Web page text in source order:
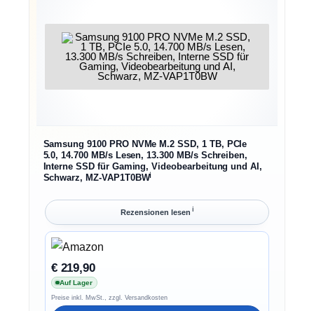
Samsung 9100 PRO NVMe M.2 SSD, 1 TB, PCIe
5.0, 14.700 MB/s Lesen, 13.300 MB/s Schreiben,
Interne SSD für Gaming, Videobearbeitung und AI,
Schwarz, MZ-VAP1T0BWℹ︎
Rezensionen lesen ℹ︎
€ 219,90
Auf Lager
Preise inkl. MwSt., zzgl. Versandkosten